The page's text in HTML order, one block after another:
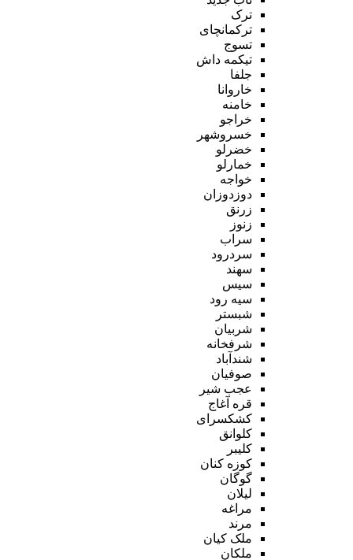
ترک
ترکمانچای
تسوج
تیکمه داش
جلفا
خاروانا
خامنه
خراجو
خسروشهر
خضرلو
خمارلو
خواجه
دوزدوزان
زرنق
زنوز
سراب
سردرود
سهند
سیس
سیه رود
شبستر
شربیان
شرفخانه
شندآباد
صوفیان
عجب شیر
قره آغاج
کشکسرای
کلوانق
کلیبر
کوزه کنان
گوگان
لیلان
مراغه
مرند
ملک کیان
ملکان